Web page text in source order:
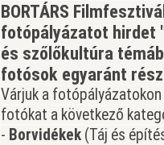
BORTÁRS
fotópályázatot hirdet
és szőlőkultúra
fotósok egyaránt
Várjuk a
fotókat a következő
- Borvidékek (Táj és